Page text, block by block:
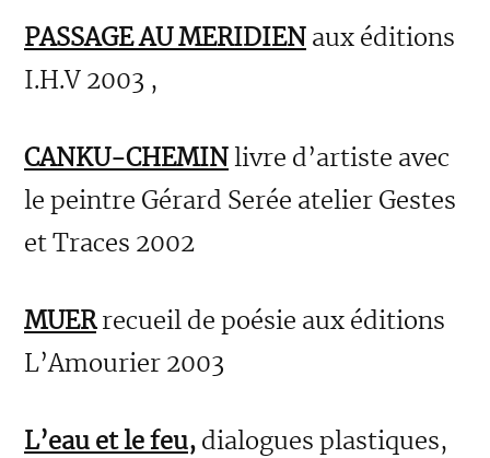
PASSAGE AU MERIDIEN aux éditions
I.H.V 2003 ,
CANKU-CHEMINlivre d’artiste avec
le peintre Gérard Serée atelier Gestes
et Traces 2002
MUERrecueil de poésie aux éditions
L’Amourier 2003
L’eau et le feu, dialogues plastiques,